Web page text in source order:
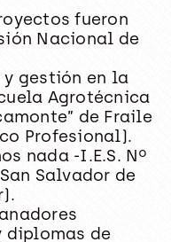
fueron
Nacional de
gestión en la
Agrotécnica
de Fraile
Profesional).
nada -I.E.S. Nº
Salvador de
diplomas de